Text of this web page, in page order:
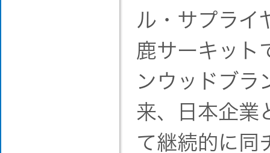
ル・サプライ
鹿サーキット
ンウッドブラ
来、日本企業
て継続的に同